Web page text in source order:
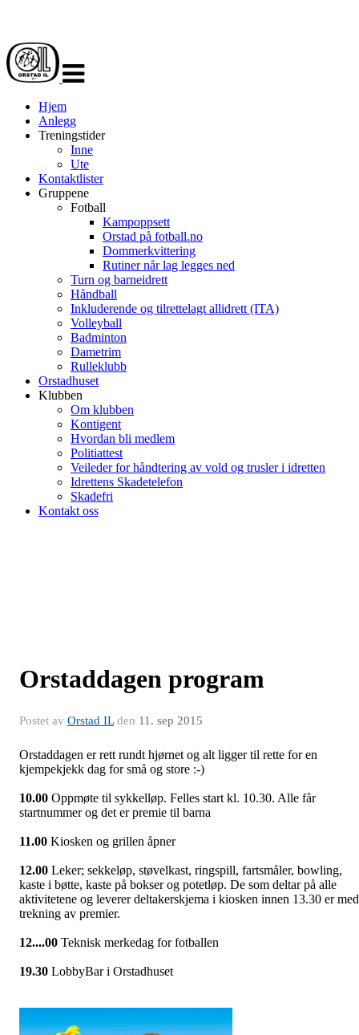
navigasjon
Hjem
Anlegg
Treningstider
Inne
Ute
Kontaktlister
Gruppene
Fotball
Kampoppsett
Orstad på fotball.no
Dommerkvittering
Rutiner når lag legges ned
Turn og barneidrett
Håndball
Inkluderende og tilrettelagt allidrett (ITA)
Volleyball
Badminton
Dametrim
Rulleklubb
Orstadhuset
Klubben
Om klubben
Kontigent
Hvordan bli medlem
Politiattest
Veileder for håndtering av vold og trusler i idretten
Idrettens Skadetelefon
Skadefri
Kontakt oss
Orstaddagen program
Postet av Orstad ILden 11. sep 2015
Orstaddagen er rett rundt hjørnet og alt ligger til rette for en
kjempekjekk dag for små og store :-)
10.00 Oppmøte til sykkelløp. Felles start kl. 10.30. Alle får
startnummer og det er premie til barna
11.00 Kiosken og grillen åpner
12.00 Leker; sekkeløp, støvelkast, ringspill, fartsmåler, bowling,
kaste i bøtte, kaste på bokser og potetløp. De som deltar på alle
aktivitetene og leverer deltakerskjema i kiosken innen 13.30 er
trekning av premier.
12....00 Teknisk merkedag for fotballen
19.30 LobbyBar i Orstadhuset